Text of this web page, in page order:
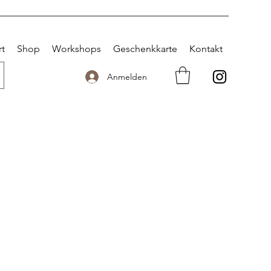
Shop Workshops Geschenkkarte Kontakt
Anmelden